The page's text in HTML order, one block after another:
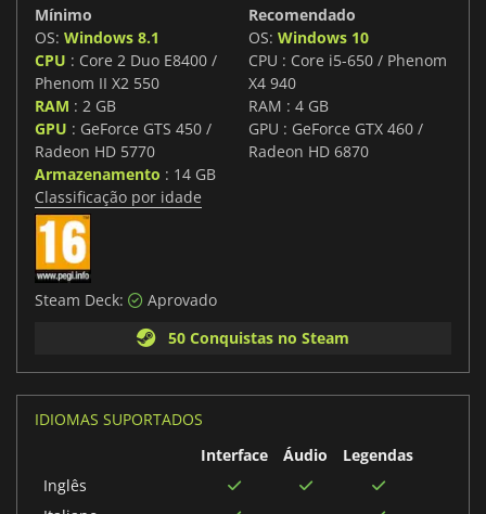
Mínimo
OS: Windows 8.1
CPU : Core 2 Duo E8400 /
Phenom II X2 550
RAM : 2 GB
GPU : GeForce GTS 450 /
Radeon HD 5770
Armazenamento : 14 GB
Recomendado
OS: Windows 10
CPU : Core i5-650 / Phenom
X4 940
RAM : 4 GB
GPU : GeForce GTX 460 /
Radeon HD 6870
Classificação por idade
Steam Deck:
Aprovado
50 Conquistas no Steam
IDIOMAS SUPORTADOS
Interface
Áudio
Legendas
Inglês